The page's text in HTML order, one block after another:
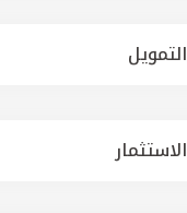
التمويل
الاستثمار